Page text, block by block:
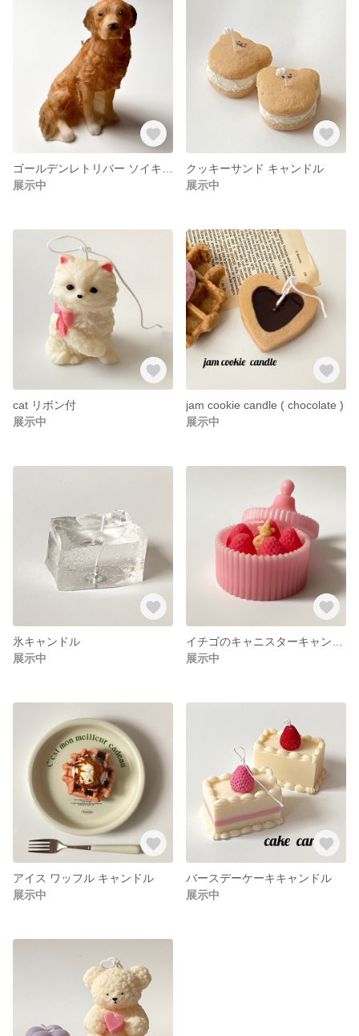
展示中
クッキーサンド キャンドル
展示中
cat リボン付
展示中
jam cookie candle ( chocolate )
展示中
氷キャンドル
展示中
展示中
アイス ワッフル キャンドル
展示中
バースデーケーキキャンドル
展示中